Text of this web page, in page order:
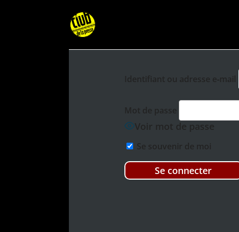
Iden­ti­fi­ant ou adresse e‑mail
Mot de passe
Voir mot de passe
Se sou­venir de moi